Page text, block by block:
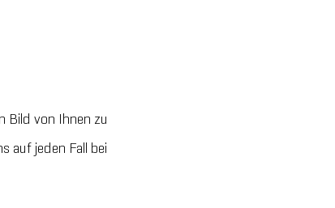
Bild von Ihnen zu
auf jeden Fall bei